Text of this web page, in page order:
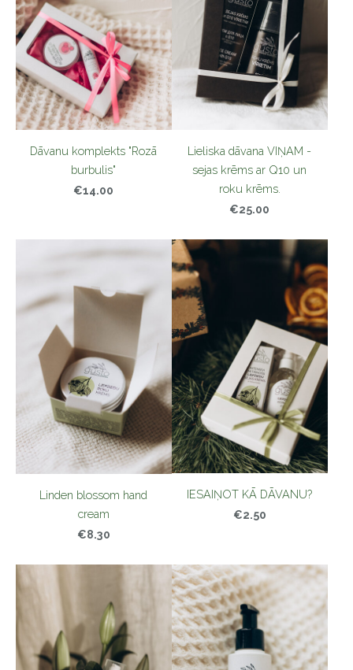
Dāvanu komplekts "Rozā
burbulis"
€14.00
Lieliska dāvana VIŅAM -
sejas krēms ar Q10 un
roku krēms.
€25.00
Linden blossom hand
cream
€8.30
IESAIŅOT KĀ DĀVANU?
€2.50